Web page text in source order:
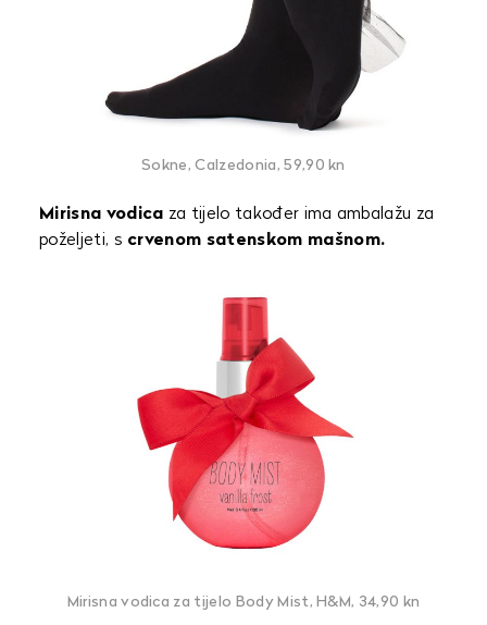
Sokne, Calzedonia, 59,90 kn
Mirisna vodica za tijelo također ima ambalažu za
poželjeti, s crvenom satenskom mašnom.
Mirisna vodica za tijelo Body Mist, H&M, 34,90 kn